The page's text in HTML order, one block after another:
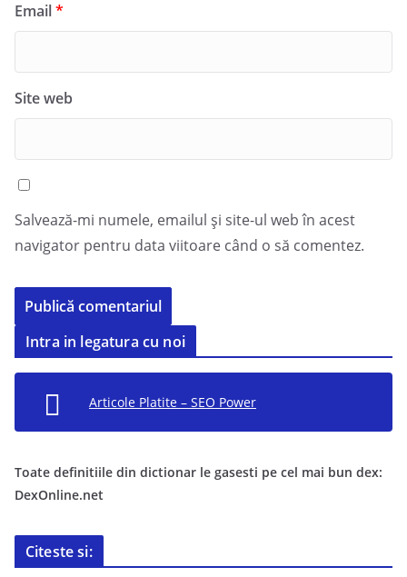
Email*
Site web
Salvează-mi numele, emailul și site-ul web în acest
navigator pentru data viitoare când o să comentez.
Intra in legatura cu noi
Articole Platite – SEO Power
Toate definitiile din dictionar le gasesti pe cel mai bun dex:
DexOnline.net
Citeste si: